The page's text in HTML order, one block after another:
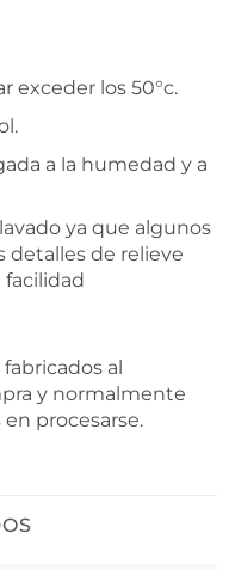
exceder los 50°c.
a la humedad y a
ya que algunos
de relieve
al
y normalmente
procesarse.